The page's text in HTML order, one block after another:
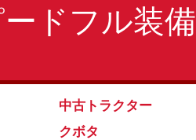
ドフル装
中古トラクター
クボタ